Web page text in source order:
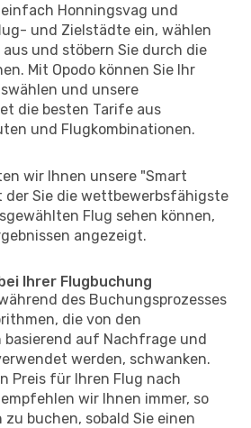
Honningsvag und
und Zielstädte ein, wählen
aus und stöbern Sie durch die
Mit Opodo können Sie Ihr
und unsere
die besten Tarife aus
und Flugkombinationen.
wir Ihnen unsere "Smart
der Sie die wettbewerbsfähigste
Flug sehen können,
angezeigt.
Ihrer Flugbuchung
des Buchungsprozesses
die von den
auf Nachfrage und
werden, schwanken.
Preis für Ihren Flug nach
wir Ihnen immer, so
buchen, sobald Sie einen